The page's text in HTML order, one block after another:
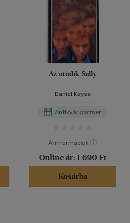
Az ötödik Sally
Daniel Keyes
Antikvár partner
Árinformációk
Online ár: 1 690 Ft
Kosárba